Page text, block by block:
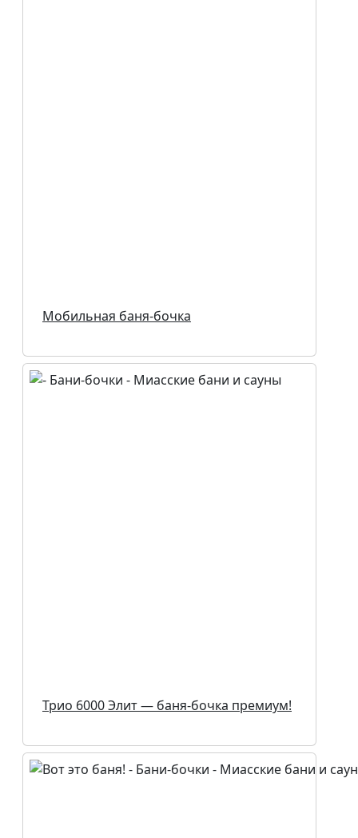
Мобильная баня-бочка
Трио 6000 Элит — баня-бочка премиум!